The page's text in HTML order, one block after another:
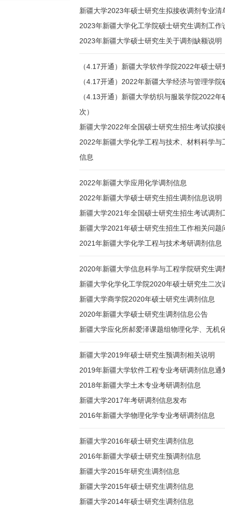
新疆大学2023年硕士研究生拟接收调剂专业清
2023年新疆大学化工学院硕士研究生调剂工作
2023年新疆大学硕士研究生关于调剂缺额说明
（4.17开通）新疆大学软件学院2022年硕士
（4.17开通）2022年新疆大学经济与管理学
（4.13开通）新疆大学纺织与服装学院2022
次）
新疆大学2022年全国硕士研究生招生考试拟接
2022年新疆大学化学工程与技术、材料科学
信息
2022年新疆大学应用化学调剂信息
2022年新疆大学硕士研究生招生调剂信息说明
新疆大学2021年全国硕士研究生招生考试调剂
新疆大学2021年硕士研究生招生工作相关问题
2021年新疆大学化学工程与技术考研调剂信息
2020年新疆大学信息科学与工程学院研究生调
新疆大学化学化工学院2020年硕士研究生二次
新疆大学商学院2020年硕士研究生调剂信息
2020年新疆大学硕士研究生调剂信息公告
新疆大学应化所郝爱泽课题组物理化学、无机
新疆大学2019年硕士研究生预调剂相关说明
2019年新疆大学软件工程专业考研调剂信息通
2018年新疆大学土木专业考研调剂信息
新疆大学2017年考研调剂信息发布
2016年新疆大学物理化学专业考研调剂信息
新疆大学2016年硕士研究生调剂信息
2016年新疆大学硕士研究生预调剂信息
新疆大学2015年研究生调剂信息
新疆大学2015年硕士研究生调剂信息
新疆大学2014年硕士研究生调剂信息